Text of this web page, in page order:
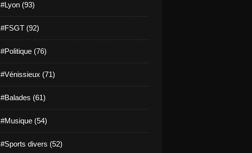
#Lyon (93)
#FSGT (92)
#Politique (76)
#Vénissieux (71)
#Balades (61)
#Musique (54)
#Sports divers (52)